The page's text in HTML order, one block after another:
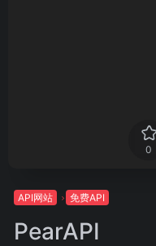
0
API网站 免费API
PearAPI